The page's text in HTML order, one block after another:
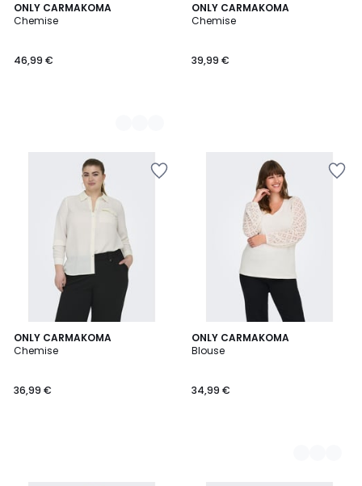
ONLY CARMAKOMA
Chemise
46,99 €
2
Couleurs
ONLY CARMAKOMA
Chemise
39,99 €
ONLY CARMAKOMA
Chemise
36,99 €
ONLY CARMAKOMA
Blouse
34,99 €
3
Couleurs